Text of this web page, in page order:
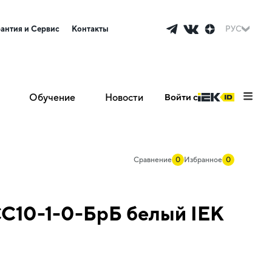
и Сервис Контакты РУС
Обучение Новости Войти с
Сравнение 0 Избранное 0
1-0-БрБ белый IEK